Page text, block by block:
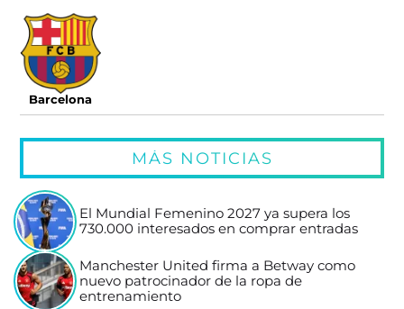
Barcelona
MÁS NOTICIAS
El Mundial Femenino 2027 ya supera los
730.000 interesados en comprar entradas
Manchester United firma a Betway como
nuevo patrocinador de la ropa de
entrenamiento